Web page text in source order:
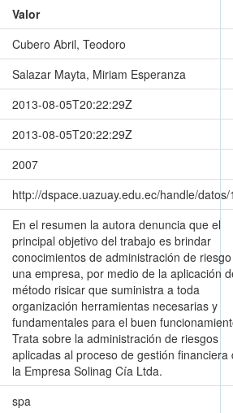
Valor
Cubero Abril, Teodoro
Salazar Mayta, Miriam Esperanza
2013-08-05T20:22:29Z
2013-08-05T20:22:29Z
2007
http://dspace.uazuay.edu.ec/handle/
En el resumen la autora denuncia que el
principal objetivo del trabajo es brindar
conocimientos de administración de
una empresa, por medio de la aplicación
método risicar que suministra a toda
organización herramientas necesarias y
fundamentales para el buen
Trata sobre la administración de riesgos
aplicadas al proceso de gestión financiera
la Empresa Solinag Cía Ltda.
spa